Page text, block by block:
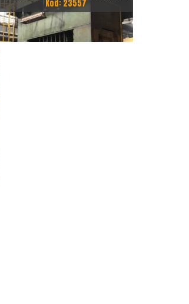
HYDRAULICZNA 3200 X 2000
Kod: 23557